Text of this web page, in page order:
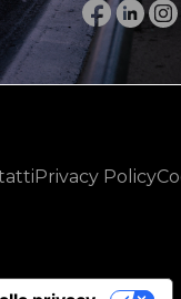
Privacy Policy